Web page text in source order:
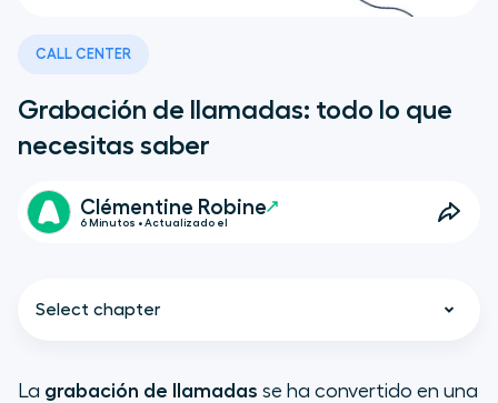
CALL CENTER
Grabación de llamadas: todo lo que
necesitas saber
Clémentine Robine
6 Minutos • Actualizado el
Select chapter
La grabación de llamadas se ha convertido en una